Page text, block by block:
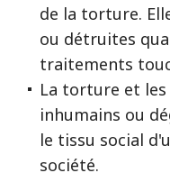
de la torture.
ou détruites
traitements
La torture et
inhumains ou
le tissu social
société.